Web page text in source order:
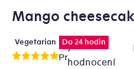
Mango
Vegetarian Do 24 hodin
Průměrné
7
hodnocení